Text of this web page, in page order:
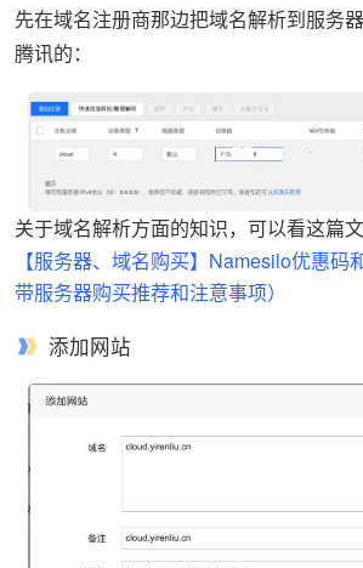
先在域名注册商那边把域名解析到服务
腾讯的：
关于域名解析方面的知识，可以看这篇
【服务器、域名购买】Namesilo优惠码
带服务器购买推荐和注意事项）
添加网站